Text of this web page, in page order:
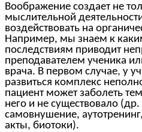
Воображение создает не
мыслительной
воздействовать на
Например, мы знаем к
последствиям приводит
преподавателем ученика
врача. В первом случае, у
развиться комплекс
пациент может заболеть
него и не существовало
самовнушение,
акты, биотоки).